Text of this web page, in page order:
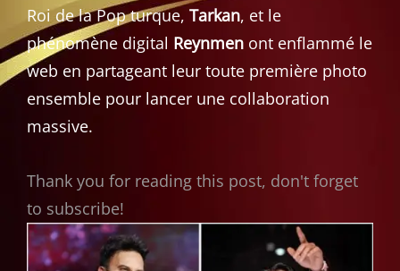
Roi de la Pop turque, Tarkan, et le
phénomène digital Reynmen ont enflammé le
web en partageant leur toute première photo
ensemble pour lancer une collaboration
massive.
Thank you for reading this post, don't forget
to subscribe!